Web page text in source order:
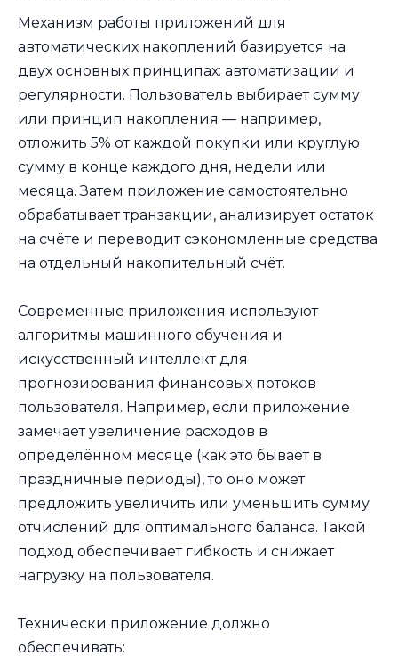
Механизм работы приложений для
автоматических накоплений базируется на
двух основных принципах: автоматизации и
регулярности. Пользователь выбирает сумму
или принцип накопления — например,
отложить 5% от каждой покупки или круглую
сумму в конце каждого дня, недели или
месяца. Затем приложение самостоятельно
обрабатывает транзакции, анализирует остаток
на счёте и переводит сэкономленные средства
на отдельный накопительный счёт.
Современные приложения используют
алгоритмы машинного обучения и
искусственный интеллект для
прогнозирования финансовых потоков
пользователя. Например, если приложение
замечает увеличение расходов в
определённом месяце (как это бывает в
праздничные периоды), то оно может
предложить увеличить или уменьшить сумму
отчислений для оптимального баланса. Такой
подход обеспечивает гибкость и снижает
нагрузку на пользователя.
Технически приложение должно
обеспечивать: